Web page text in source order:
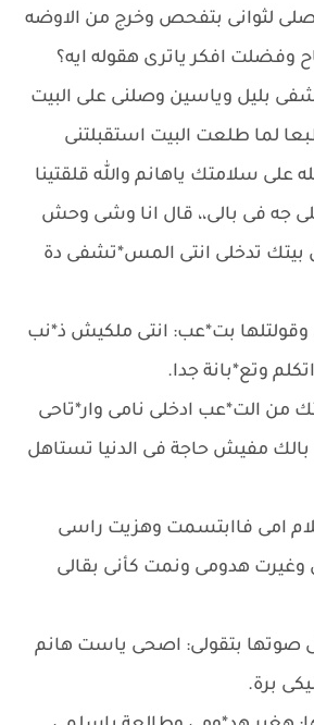
لثوانى بتفحص وخرج من الاوضه
وفضلت افكر ياترى هقوله ايه؟
بليل وياسين وصلنى على البيت
لما طلعت البيت استقبلتنى
على سلامتك ياهانم والله قلقتينا
جه فى بالى،، قال انا وشى وحش
بيتك تدخلى انتى المس*تشفى دة
بت*عب: انتى ملكيش ذ*نب
وتع*بانة جدا.
من الت*عب ادخلى نامى وار*تاحى
مفيش حاجة فى الدنيا تستاهل
امى فاابتسمت وهزيت راسى
هدومى ونمت كأنى بقالى
صوتها بتقولى: اصحى ياست هانم
برة.